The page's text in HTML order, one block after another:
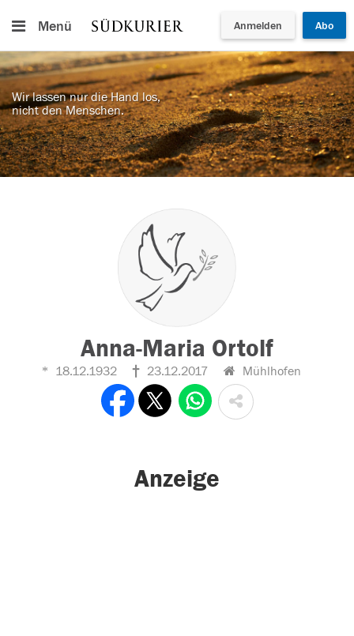
Menü Anmelden Abo
Wir lassen nur die Hand los,
nicht den Menschen.
Anna-Maria Ortolf
18.12.1932 23.12.2017 Mühlhofen
Anzeige